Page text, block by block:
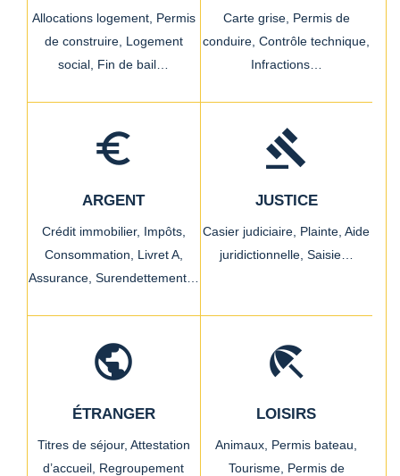
Allocations logement, Permis
de construire, Logement
social, Fin de bail…
Carte grise, Permis de
conduire,Contrôle technique,
Infractions…
euro_symbol
ARGENT
Crédit immobilier, Impôts,
Consommation, Livret A,
Assurance, Surendettement…
gavel
JUSTICE
Casier judiciaire, Plainte,Aide
juridictionnelle, Saisie…
public
ÉTRANGER
Titres de séjour, Attestation
d’accueil, Regroupement
beach_access
LOISIRS
Animaux, Permis bateau,
Tourisme, Permis de